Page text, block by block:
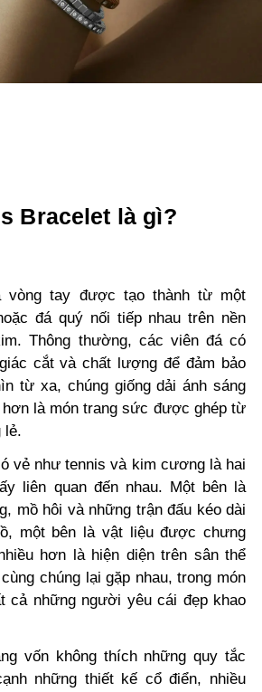
Bracelet là gì?
vòng tay được tạo thành từ một
đá quý nối tiếp nhau trên nền
Thông thường, các viên đá có
cắt và chất lượng để đảm bảo
từ xa, chúng giống dải ánh sáng
hơn là món trang sức được ghép từ
lẻ.
vẻ như tennis và kim cương là hai
liên quan đến nhau. Một bên là
mồ hôi và những trận đấu kéo dài
một bên là vật liệu được chưng
hơn là hiện diện trên sân thể
chúng lại gặp nhau, trong món
cả những người yêu cái đẹp khao
vốn không thích những quy tắc
những thiết kế cổ điển, nhiều